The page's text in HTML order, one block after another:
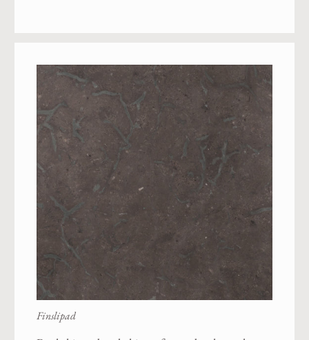
Finslipad